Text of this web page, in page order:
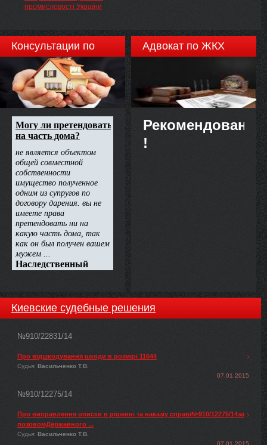
промисловості України
Консультации по
недвижимости
Адвокат по ЖКХ
Рекомендовано
!
Киевские судебные решения
№910/22831/14
Про відшкодування шкоди в розмірі 11644
Судья: Васильченко Т.В.
07.01.2015
№910/12275/14
Про виправлення описки в рішенні та наказіу справі№910/12275/14за
позовомДержавного ...
Судья: Васильченко Т.В.
07.01.2015